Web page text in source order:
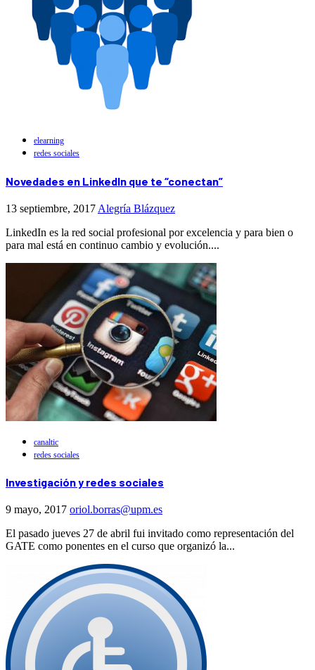
elearning
redes sociales
Novedades en LinkedIn que te “conectan”
13 septiembre, 2017 Alegría Blázquez
LinkedIn es la red social profesional por excelencia y para bien o
para mal está en continuo cambio y evolución....
canaltic
redes sociales
Investigación y redes sociales
9 mayo, 2017 oriol.borras@upm.es
El pasado jueves 27 de abril fui invitado como representación del
GATE como ponentes en el curso que organizó la...